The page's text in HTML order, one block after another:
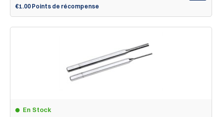
€1.00 Points de récompense
En Stock